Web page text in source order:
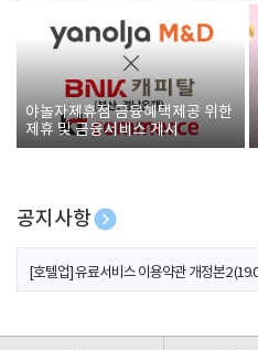
야놀자제휴점 금융혜택제공 위한
제휴 및 금융서비스 게시
공지사항
[호텔업] 개인정보 처리방침 개정본1
[호텔업] 유료서비스 이용약관 개정본2